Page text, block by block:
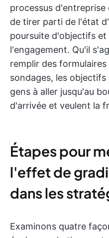
processus
de tirer parti de l'état
poursuite d'objectifs et
l'engagement. Qu'il
remplir des
sondages, les
gens à aller jusqu'au
d'arrivée et veulent la
Étapes pour
l'effet de
dans les
Examinons quatre